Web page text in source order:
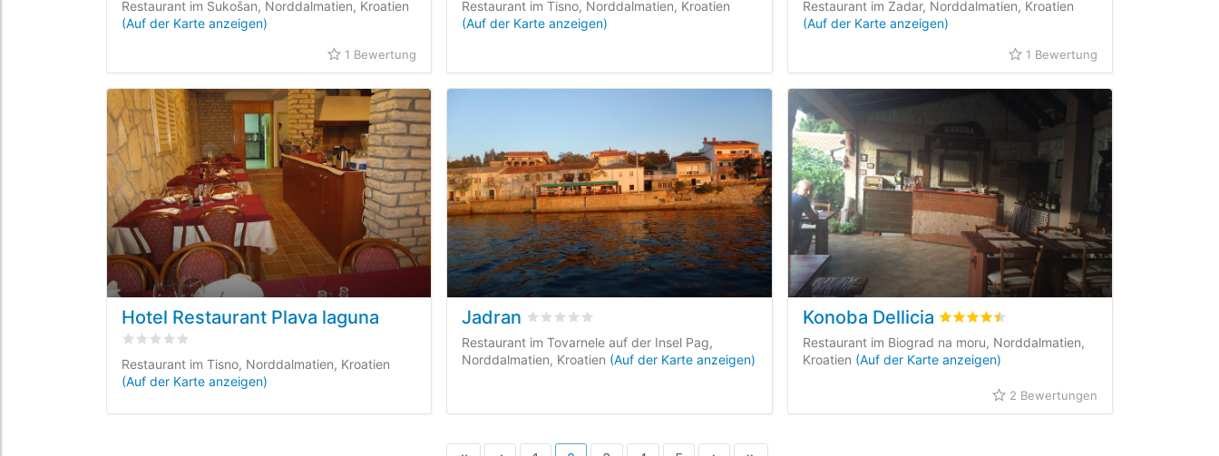
Restaurant im Sukošan, Norddalmatien, Kroatien
(Auf der Karte anzeigen)
1 Bewertung
Restaurant im Tisno, Norddalmatien, Kroatien
(Auf der Karte anzeigen)
Restaurant im Zadar, Norddalmatien, Kroatien
(Auf der Karte anzeigen)
1 Bewertung
Hotel Restaurant Plava laguna
bewertet0
Restaurant im Tisno, Norddalmatien, Kroatien
(Auf der Karte anzeigen)
Jadran bewertet0 Kundenbewertungen
Restaurant im Tovarnele auf der Insel Pag,
Norddalmatien, Kroatien (Auf der Karte anzeigen)
Konoba Dellicia bewertet4.5
Restaurant im Biograd na moru, Norddalmatien,
Kroatien (Auf der Karte anzeigen)
2 Bewertungen